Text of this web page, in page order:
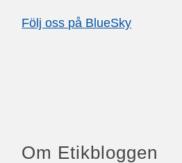
Följ oss på BlueSky
Om Etikbloggen